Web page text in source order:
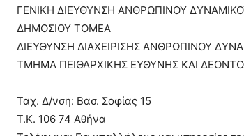
ΓΕΝΙΚΗ ΔΙΕΥΘΥΝΣΗ ΑΝΘΡΩΠΙΝΟΥ
ΔΗΜΟΣΙΟΥ ΤΟΜΕΑ
ΔΙΕΥΘΥΝΣΗ ΔΙΑΧΕΙΡΙΣΗΣ ΑΝΘΡΩΠΙΝΟΥ
ΤΜΗΜΑ ΠΕΙΘΑΡΧΙΚΗΣ ΕΥΘΥΝΗΣ ΚΑΙ
Ταχ. Δ/νση: Βασ. Σοφίας 15
Τ.Κ. 106 74 Αθήνα